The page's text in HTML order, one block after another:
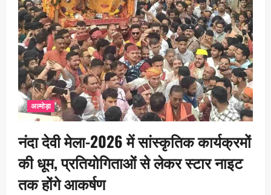
अल्मोड़ा
नंदा देवी मेला-2026 में सांस्कृतिक कार्यक्रमों
की धूम, प्रतियोगिताओं से लेकर स्टार नाइट
तक होंगे आकर्षण